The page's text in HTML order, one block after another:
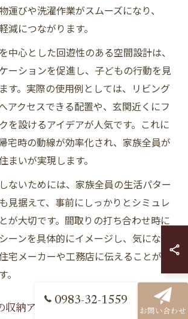
運びや洗濯作業がスムーズになり、
減につながります。
中心とした回遊性のある空間設計は、
ーションを促進し、子どもの行動を見
す。実際の使用例としては、リビング
アクセスできる配置や、玄関近くにフ
を設けるアイデアが人気です。これに
宅時の動線が効率化され、家族全員が
まいが実現します。
ないためには、家族全員の生活パター
見据えて、事前にしっかりとシミュレ
が大切です。間取りの打ち合わせ時に
ーンを具体的にイメージし、気になる
宅メーカーや工務店に伝えることが後
納アイデアを紹介
0983-32-1559
お問い合わせ